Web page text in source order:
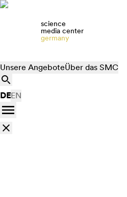
science
media center
germany
Unsere AngeboteÜber das SMC
DEEN